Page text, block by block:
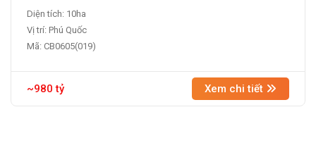
Diện tích: 10ha
Vị trí: Phú Quốc
Mã: CB0605(019)
~980 tỷ Xem chi tiết